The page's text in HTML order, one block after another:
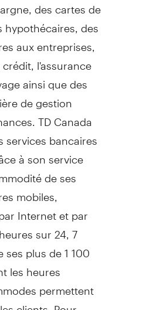
des
aux entreprises,
l'assurance
ainsi que des
de gestion
TD Canada
bancaires
à son service
de ses
mobiles,
Internet et par
sur 24, 7
plus de 1 100
les heures
permettent
clients. Pour